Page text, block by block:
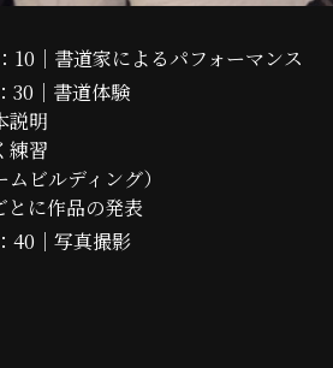
10｜書道家によるパフォーマンス
30｜書道体験
説明
練習
ムビルディング）
とに作品の発表
40｜写真撮影